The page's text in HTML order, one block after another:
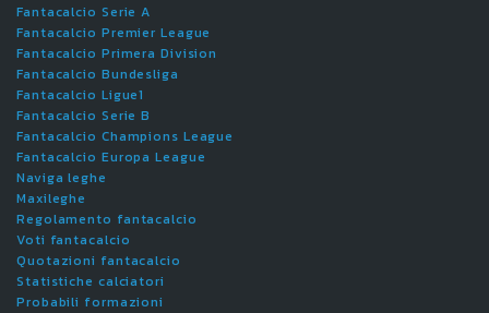
Fantacalcio Serie A
Fantacalcio Premier League
Fantacalcio Primera Division
Fantacalcio Bundesliga
Fantacalcio Ligue1
Fantacalcio Serie B
Fantacalcio Champions League
Fantacalcio Europa League
Naviga leghe
Maxileghe
Regolamento fantacalcio
Voti fantacalcio
Quotazioni fantacalcio
Statistiche calciatori
Probabili formazioni